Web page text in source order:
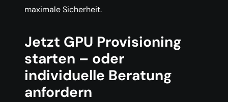
maximale Sicherheit.
Jetzt GPU Provisioning
starten – oder
individuelle Beratung
anfordern